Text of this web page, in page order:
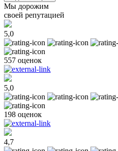
Мы дорожим
своей репутацией
5,0
557 оценок
5,0
198 оценок
4,7